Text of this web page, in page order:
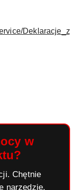
w
Chętnie
narzędzie,